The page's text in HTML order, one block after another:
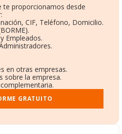
proporcionamos desde
CIF, Teléfono, Domicilio.
Empleados.
en otras empresas.
sobre la empresa.
GRATUITO